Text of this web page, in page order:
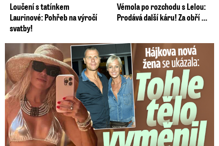
Loučení s tatínkem
Laurinové: Pohřeb na výročí
svatby!
Vémola po rozchodu s Lelou:
Prodává další káru! Za obří ...
Tohle tělo nahradilo Belo: Nová partnerka se ukázala...